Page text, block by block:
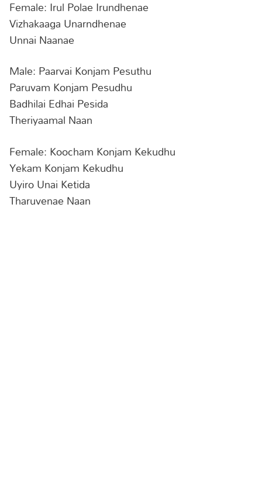
Female: Irul Polae Irundhenae
Vizhakaaga Unarndhenae
Unnai Naanae
Male: Paarvai Konjam Pesuthu
Paruvam Konjam Pesudhu
Badhilai Edhai Pesida
Theriyaamal Naan
Female: Koocham Konjam Kekudhu
Yekam Konjam Kekudhu
Uyiro Unai Ketida
Tharuvenae Naan